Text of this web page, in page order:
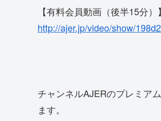
【有料会員動画（後半15分）】
http://ajer.jp/video/show/
チャンネルAJERのプレミア
ます。